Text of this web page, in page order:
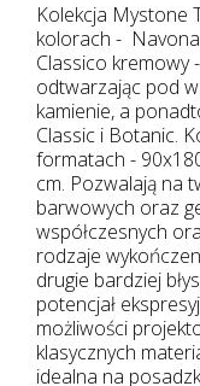
Kolekcja Mystone
kolorach -
Classico kremowy
odtwarzając pod
kamienie, a
Classic i Botanic.
formatach -
cm. Pozwalają na
barwowych oraz
współczesnych
rodzaje
drugie bardziej
potencjał
możliwości
klasycznych
idealna na